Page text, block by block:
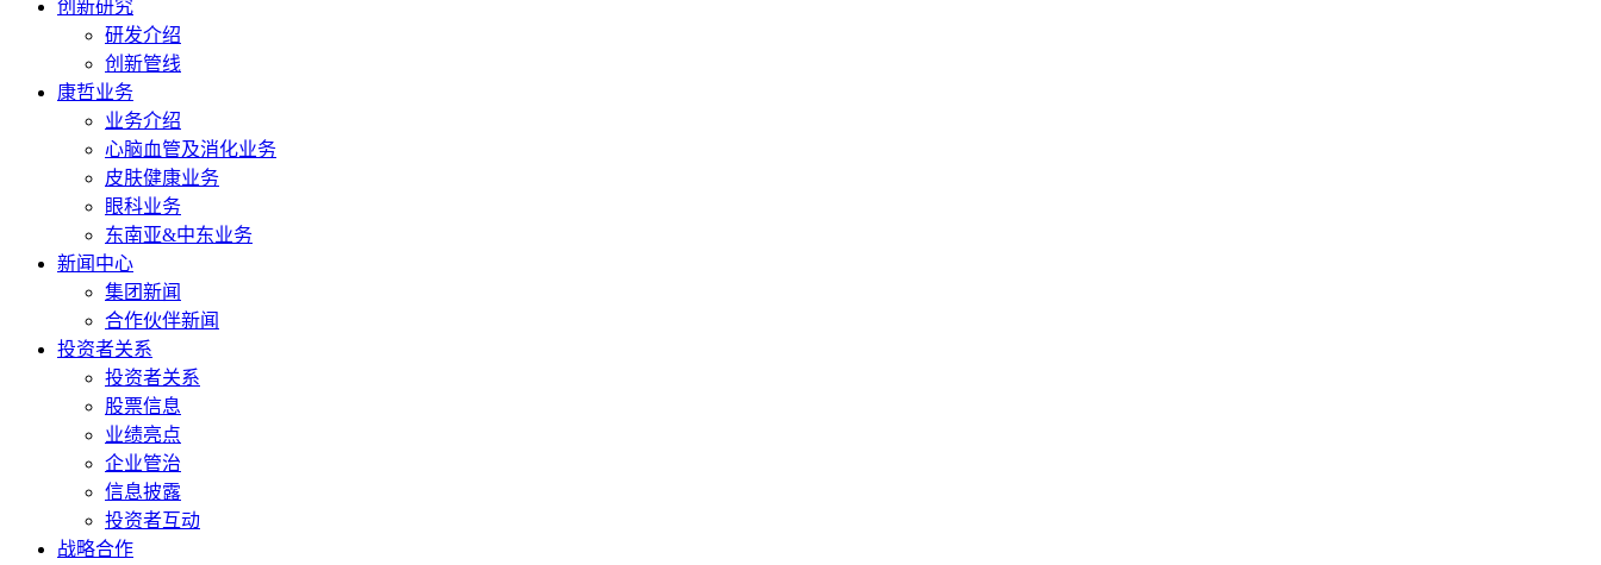
创新研究
研发介绍
创新管线
康哲业务
业务介绍
心脑血管及消化业务
皮肤健康业务
眼科业务
东南亚&中东业务
新闻中心
集团新闻
合作伙伴新闻
投资者关系
投资者关系
股票信息
业绩亮点
企业管治
信息披露
投资者互动
战略合作